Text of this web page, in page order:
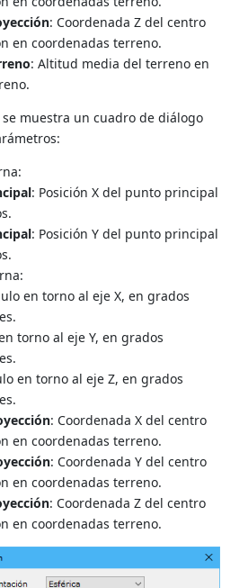
: Coordenada Z del centro
en coordenadas terreno.
: Altitud media del terreno en
se muestra un cuadro de diálogo
: Posición X del punto principal
: Posición Y del punto principal
en torno al eje X, en grados
torno al eje Y, en grados
en torno al eje Z, en grados
: Coordenada X del centro
en coordenadas terreno.
: Coordenada Y del centro
en coordenadas terreno.
: Coordenada Z del centro
en coordenadas terreno.